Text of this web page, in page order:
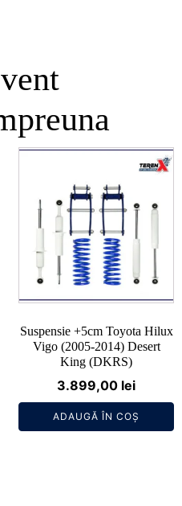
Suspensie +5cm Toyota Hilux
Vigo (2005-2014) Desert
King (DKRS)
3.899,00 lei
ADAUGĂ ÎN COȘ